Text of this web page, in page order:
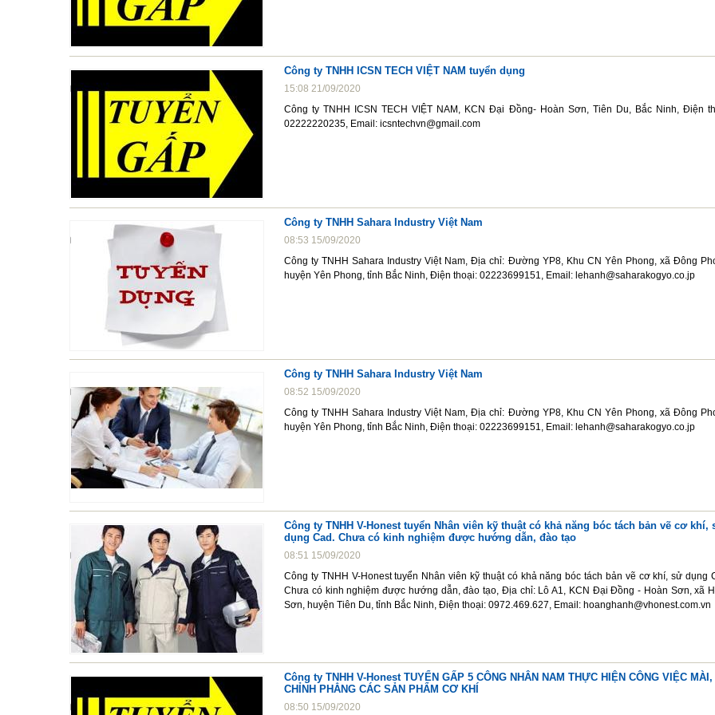
Công ty TNHH ICSN TECH VIỆT NAM tuyển dụng
15:08 21/09/2020
Công ty TNHH ICSN TECH VIỆT NAM, KCN Đại Đồng- Hoàn Sơn, Tiên Du, Bắc Ninh, Điện
02222220235, Email: icsntechvn@gmail.com
Công ty TNHH Sahara Industry Việt Nam
08:53 15/09/2020
Công ty TNHH Sahara Industry Việt Nam, Địa chỉ: Đường YP8, Khu CN Yên Phong, xã Đông
huyện Yên Phong, tỉnh Bắc Ninh, Điện thoại: 02223699151, Email: lehanh@saharakogyo.co.jp
Công ty TNHH Sahara Industry Việt Nam
08:52 15/09/2020
Công ty TNHH Sahara Industry Việt Nam, Địa chỉ: Đường YP8, Khu CN Yên Phong, xã Đông
huyện Yên Phong, tỉnh Bắc Ninh, Điện thoại: 02223699151, Email: lehanh@saharakogyo.co.jp
Công ty TNHH V-Honest tuyển Nhân viên kỹ thuật có khả năng bóc tách bản vẽ cơ khí,
dụng Cad. Chưa có kinh nghiệm được hướng dẫn, đào tạo
08:51 15/09/2020
Công ty TNHH V-Honest tuyển Nhân viên kỹ thuật có khả năng bóc tách bản vẽ cơ khí, sử dụng
Chưa có kinh nghiệm được hướng dẫn, đào tạo, Địa chỉ: Lô A1, KCN Đại Đồng - Hoàn Sơn, xã
Sơn, huyện Tiên Du, tỉnh Bắc Ninh, Điện thoại: 0972.469.627, Email: hoanghanh@vhonest.com.vn
Công ty TNHH V-Honest TUYỂN GẤP 5 CÔNG NHÂN NAM THỰC HIỆN CÔNG VIỆC MÀI,
CHỈNH PHẲNG CÁC SẢN PHẨM CƠ KHÍ
08:50 15/09/2020